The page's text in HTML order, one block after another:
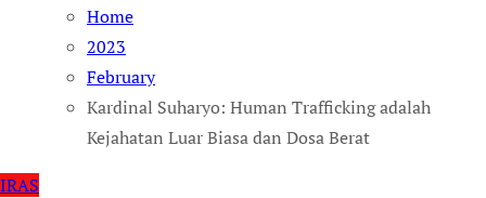
Home
2023
February
Kardinal Suharyo: Human Trafficking adalah
Kejahatan Luar Biasa dan Dosa Berat
IRAS